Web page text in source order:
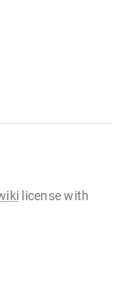
license with